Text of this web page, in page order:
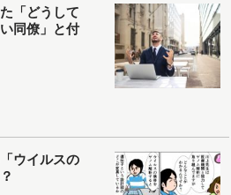
「どうして
同僚」と付
ウイルスの